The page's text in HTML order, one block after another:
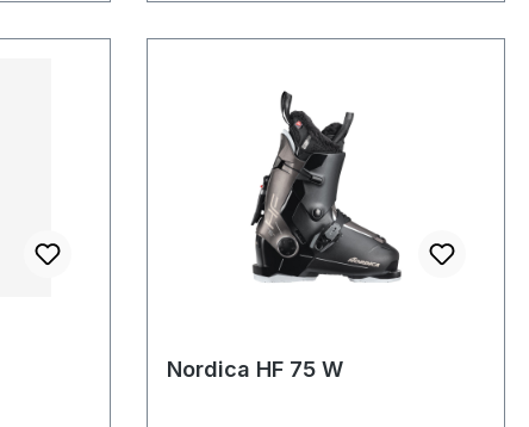
Nordica HF 75 W